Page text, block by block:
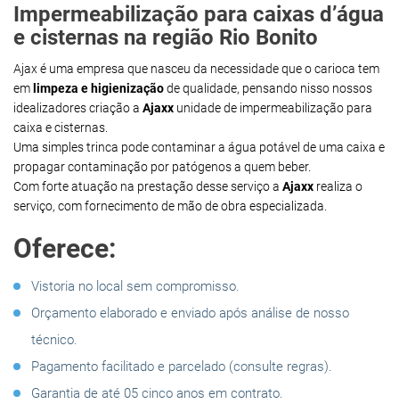
Impermeabilização para caixas d’água
e cisternas na região Rio Bonito
Ajax é uma empresa que nasceu da necessidade que o carioca tem
em limpeza e higienizaçãode qualidade, pensando nisso nossos
idealizadores criação a Ajaxx unidade de impermeabilização para
caixa e cisternas.
Uma simples trinca pode contaminar a água potável de uma caixa e
propagar contaminação por patógenos a quem beber.
Com forte atuação na prestação desse serviço a Ajaxx realiza o
serviço, com fornecimento de mão de obra especializada.
Oferece:
Vistoria no local sem compromisso.
Orçamento elaborado e enviado após análise de nosso
técnico.
Pagamento facilitado e parcelado (consulte regras).
Garantia de até 05 cinco anos em contrato.